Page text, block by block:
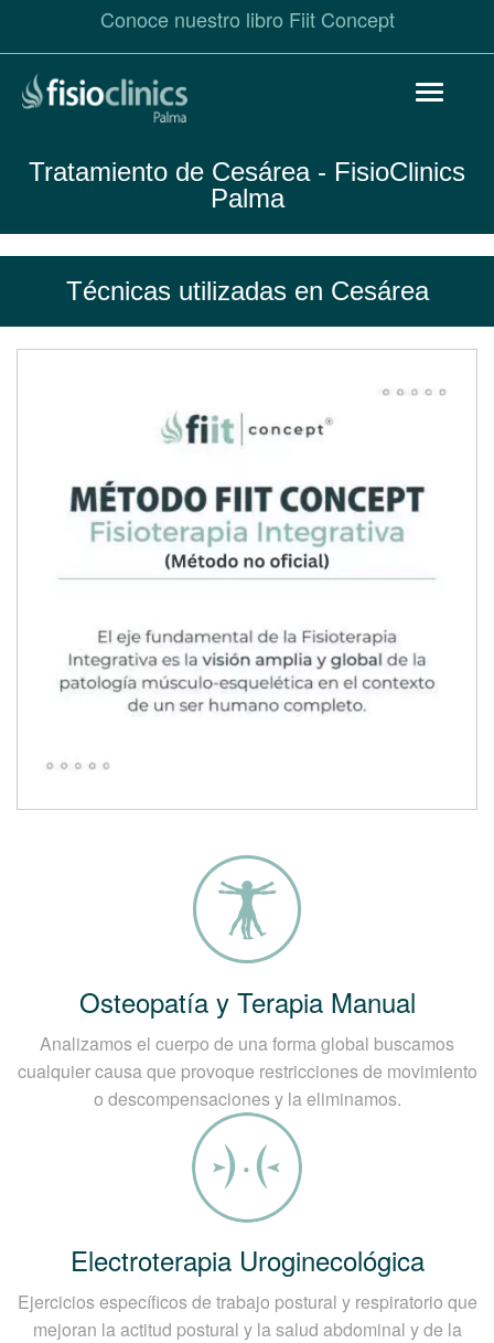
Pasar
principal
Conoce nuestro libro Fiit Concept
Toggle
Tratamiento de Cesárea- FisioClinics
Palma
Técnicas utilizadas en Cesárea
Osteopatía y Terapia Manual
Analizamos el cuerpo de una forma global buscamos
cualquier causa que provoque restricciones de movimiento
o descompensaciones y la eliminamos.
Electroterapia Uroginecológica
Ejercicios específicos de trabajo postural y respiratorio que
mejoran la actitud postural y la salud abdominal y de la